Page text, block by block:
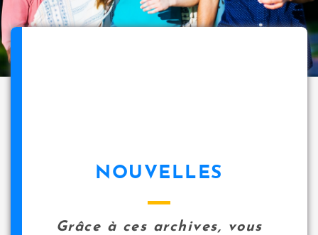
NOUVELLES
Grâce à ces archives, vous